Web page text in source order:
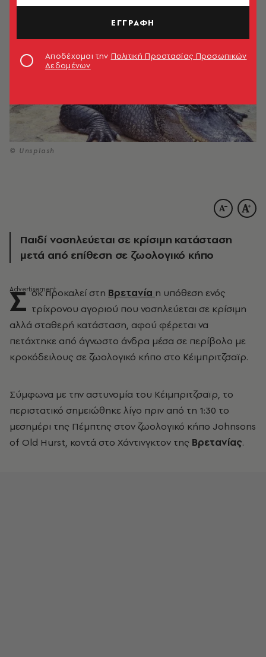
© Unsplash
Παιδί νοσηλεύεται σε κρίσιμη κατάσταση
μετά από επίθεση σε ζωολογικό κήπο
Σ οκ προκαλεί στη Βρετανία η υπόθεση ενός
τρίχρονου αγοριού που νοσηλεύεται σε κρίσιμη
αλλά σταθερή κατάσταση, αφού φέρεται να
πετάχτηκε από άγνωστο άνδρα μέσα σε περίβολο με
κροκόδειλους σε ζωολογικό κήπο στο Κέιμπριτζσαϊρ.
Σύμφωνα με την αστυνομία του Κέιμπριτζσαϊρ, το
περιστατικό σημειώθηκε λίγο πριν από τη 1:30 το
μεσημέρι της Πέμπτης στον ζωολογικό κήπο Johnsons
of Old Hurst, κοντά στο Χάντινγκτον της Βρετανίας.
ΕΓΓΡΑΦΗ
Αποδέχομαι την Πολιτική Προστασίας Προσωπικών
Δεδομένων